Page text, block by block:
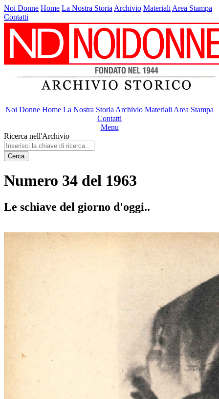
Noi Donne Home La Nostra Storia Archivio Materiali Area Stampa
Contatti
Noi Donne Home La Nostra Storia Archivio Materiali Area Stampa
Contatti
Menu
Ricerca nell'Archivio
Cerca
Numero 34 del 1963
Le schiave del giorno d'oggi..